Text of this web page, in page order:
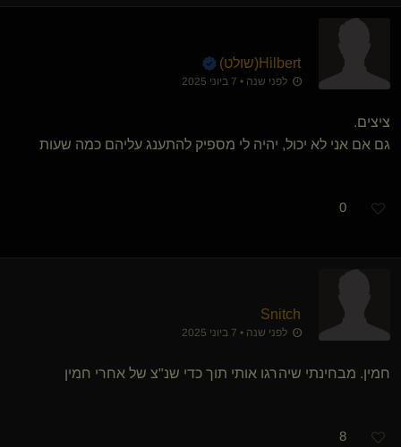
Hilbert​(שולט)
לפני שנה • 7 ביוני 2025
ציצים.
גם אם אני לא יכול, יהיה לי מספיק להתענג עליהם כמה שעות
0
Snitch
לפני שנה • 7 ביוני 2025
חמין. מבחינתי שיהרגו אותי תוך כדי שנ"צ של אחרי חמין
8